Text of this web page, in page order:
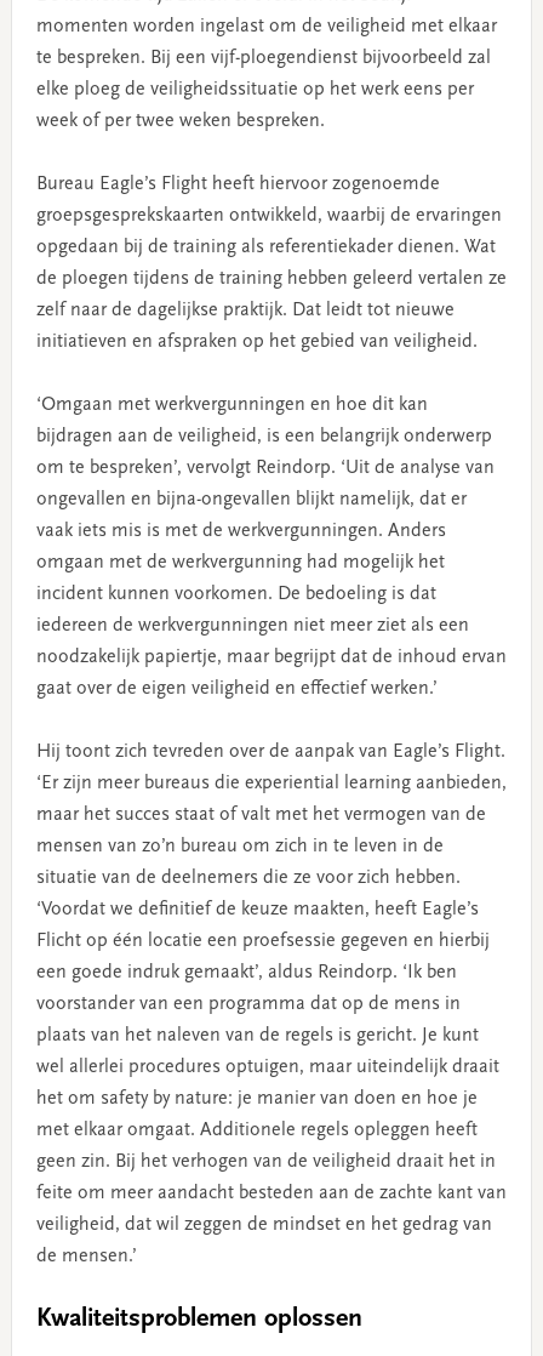
momenten worden ingelast om de veiligheid met elkaar
te bespreken. Bij een vijf-ploegendienst bijvoorbeeld zal
elke ploeg de veiligheidssituatie op het werk eens per
week of per twee weken bespreken.
Bureau Eagle’s Flight heeft hiervoor zogenoemde
groepsgesprekskaarten ontwikkeld, waarbij de ervaringen
opgedaan bij de training als referentiekader dienen. Wat
de ploegen tijdens de training hebben geleerd vertalen ze
zelf naar de dagelijkse praktijk. Dat leidt tot nieuwe
initiatieven en afspraken op het gebied van veiligheid.
‘Omgaan met werkvergunningen en hoe dit kan
bijdragen aan de veiligheid, is een belangrijk onderwerp
om te bespreken’, vervolgt Reindorp. ‘Uit de analyse van
ongevallen en bijna-ongevallen blijkt namelijk, dat er
vaak iets mis is met de werkvergunningen. Anders
omgaan met de werkvergunning had mogelijk het
incident kunnen voorkomen. De bedoeling is dat
iedereen de werkvergunningen niet meer ziet als een
noodzakelijk papiertje, maar begrijpt dat de inhoud ervan
gaat over de eigen veiligheid en effectief werken.’
Hij toont zich tevreden over de aanpak van Eagle’s Flight.
‘Er zijn meer bureaus die experiential learning aanbieden,
maar het succes staat of valt met het vermogen van de
mensen van zo’n bureau om zich in te leven in de
situatie van de deelnemers die ze voor zich hebben.
‘Voordat we definitief de keuze maakten, heeft Eagle’s
Flicht op één locatie een proefsessie gegeven en hierbij
een goede indruk gemaakt’, aldus Reindorp. ‘Ik ben
voorstander van een programma dat op de mens in
plaats van het naleven van de regels is gericht. Je kunt
wel allerlei procedures optuigen, maar uiteindelijk draait
het om safety by nature: je manier van doen en hoe je
met elkaar omgaat. Additionele regels opleggen heeft
geen zin. Bij het verhogen van de veiligheid draait het in
feite om meer aandacht besteden aan de zachte kant van
veiligheid, dat wil zeggen de mindset en het gedrag van
de mensen.’
Kwaliteitsproblemen oplossen